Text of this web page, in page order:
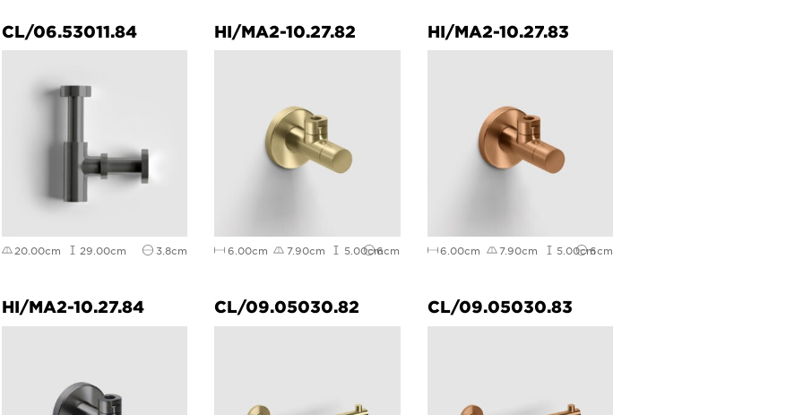
CL/06.53011.84
20.00cm 29.00cm 3.8cm
HI/MA2-10.27.82
6.00cm 7.90cm 5.00cm6cm
HI/MA2-10.27.83
6.00cm 7.90cm 5.00cm6cm
HI/MA2-10.27.84 CL/09.05030.82 CL/09.05030.83